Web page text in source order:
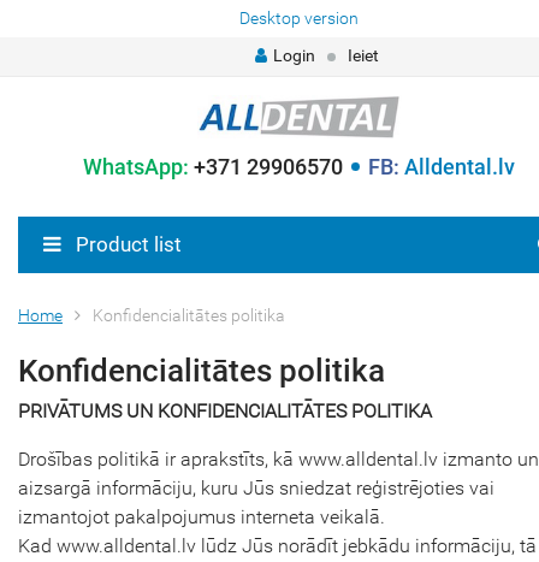
Desktop version
Login
Ieiet
WhatsApp: +371 29906570 FB: Alldental.lv
Product list
Home Konfidencialitātes politika
Konfidencialitātes politika
PRIVĀTUMS UN KONFIDENCIALITĀTES POLITIKA
Drošības politikā ir aprakstīts, kā www.alldental.lv izmanto un
aizsargā informāciju, kuru Jūs sniedzat reģistrējoties vai
izmantojot pakalpojumus interneta veikalā.
Kad www.alldental.lv lūdz Jūs norādīt jebkādu informāciju,